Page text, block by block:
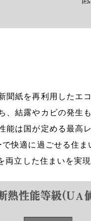
紙を再利用したエ
、結露やカビの発生
能は国が定める最高
快適に過ごせる住ま
立した住まいを実現